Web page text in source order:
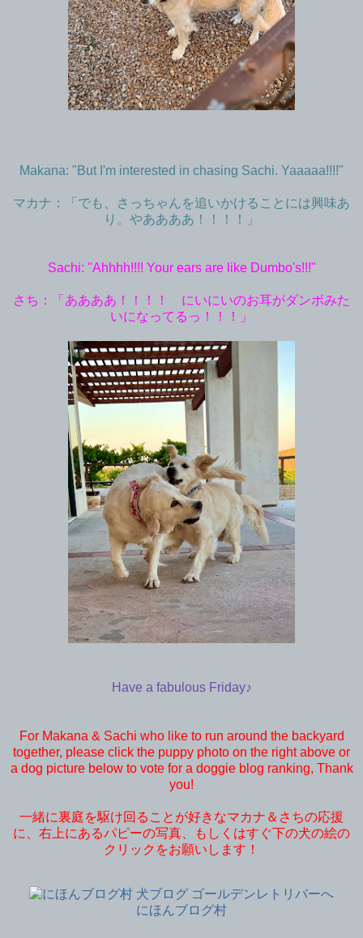
Makana: "But I'm interested in chasing Sachi. Yaaaaa!!!!"
マカナ：「でも、さっちゃんを追いかけることには興味あ
り。やああああ！！！！」
Sachi: "Ahhhh!!!! Your ears are like Dumbo's!!!"
さち：「ああああ！！！！ にいにいのお耳がダンボみた
いになってるっ！！！」
Have a fabulous Friday♪
For Makana & Sachi who like to run around the backyard
together, please click the puppy photo on the right above or
a dog picture below to vote for a doggie blog ranking, Thank
you!
一緒に裏庭を駆け回ることが好きなマカナ＆さちの応援
に、右上にあるパピーの写真、もしくはすぐ下の犬の絵の
クリックをお願いします！
にほんブログ村